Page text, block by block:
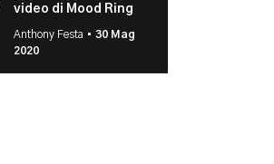
video di Mood Ring
Anthony Festa • 30 Mag
2020